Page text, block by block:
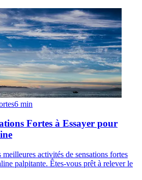
6 min
Fortes à Essayer pour
meilleures activités de sensations fortes
palpitante. Êtes-vous prêt à relever le